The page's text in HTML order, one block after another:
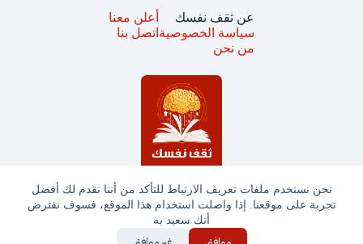
نحن نستخدم ملفات تعريف الارتباط للتأكد من أننا نقدم لك أفضل
تجربة على موقعنا. إذا واصلت استخدام هذا الموقع، فسوف نفترض
أنك سعيد به
جميع الحقوق محفوظة © ثقف نفسك 2025
عن ثقف نفسك
سياسة الخصوصية
من نحن
أعلن معنا
اتصل بنا